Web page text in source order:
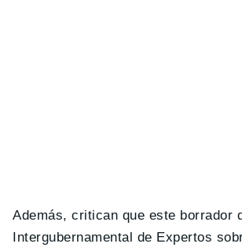
Además, critican que este borrador
Intergubernamental de Expertos